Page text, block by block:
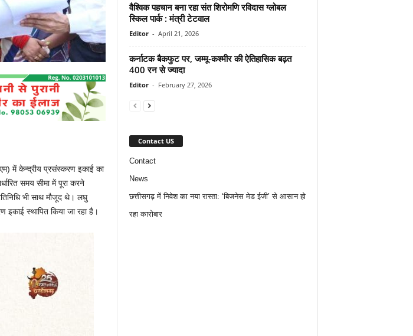
में केन्द्रीय प्रसंस्करण इकाई का
समय सीमा में पूरा करने
भी साथ मौजूद थे। लघु
स्थापित किया जा रहा है।
वैश्विक पहचान बना रहा संत शिरोमणि रविदास ग्लोबल
स्किल पार्क : मंत्री टेटवाल
Editor - April 21, 2026
कर्नाटक बैकफुट पर, जम्मू-कश्मीर की ऐतिहासिक बढ़त
400 रन से ज्यादा
Editor - February 27, 2026
Contact US
Contact
News
छत्तीसगढ़ में निवेश का नया रास्ता: ‘बिजनेस मेड ईजी’ से आसान हो
रहा कारोबार